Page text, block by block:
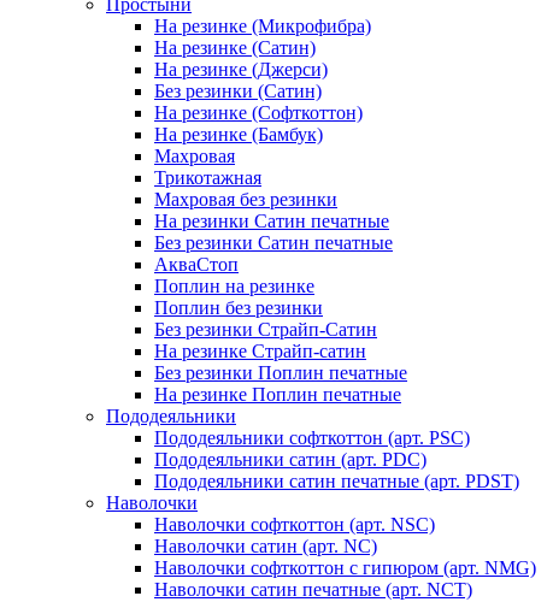
Простыни
На резинке (Микрофибра)
На резинке (Сатин)
На резинке (Джерси)
Без резинки (Сатин)
На резинке (Софткоттон)
На резинке (Бамбук)
Махровая
Трикотажная
Махровая без резинки
На резинки Сатин печатные
Без резинки Сатин печатные
АкваСтоп
Поплин на резинке
Поплин без резинки
Без резинки Страйп-Сатин
На резинке Страйп-сатин
Без резинки Поплин печатные
На резинке Поплин печатные
Пододеяльники
Пододеяльники софткоттон (арт. PSC)
Пододеяльники сатин (арт. PDC)
Пододеяльники сатин печатные (арт. PDST)
Наволочки
Наволочки софткоттон (арт. NSC)
Наволочки сатин (арт. NC)
Наволочки софткоттон с гипюром (арт. NMG)
Наволочки сатин печатные (арт. NCT)